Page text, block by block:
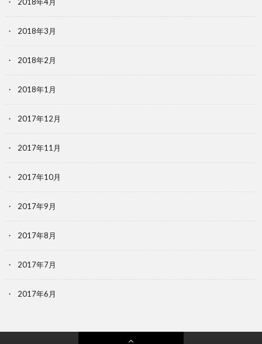
2018年3月
2018年2月
2018年1月
2017年12月
2017年11月
2017年10月
2017年9月
2017年8月
2017年7月
2017年6月